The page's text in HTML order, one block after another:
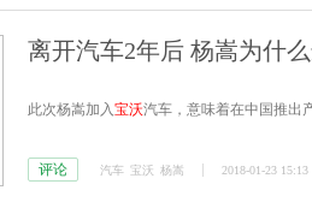
离开汽车2年后 杨嵩为什
此次杨嵩加入宝沃汽车，意味着在中国推出
评论 汽车 宝沃 杨嵩 2018-01-23 15:13